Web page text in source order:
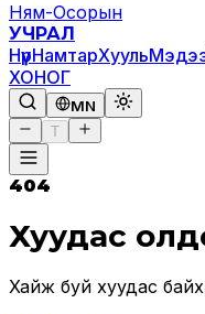
Ням-Осорын
УЧРАЛ
НүүрНамтарХууль
ХОНОГ
MN
T
404
Хуудас
Хайж буй хуудас